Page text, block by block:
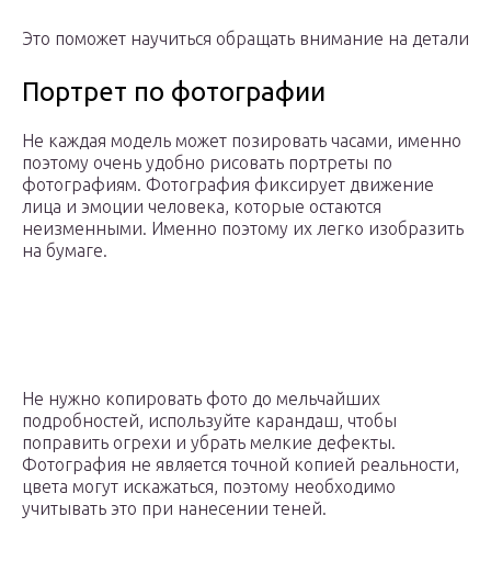
Это поможет научиться обращать внимание на детали
Портрет по фотографии
Не каждая модель может позировать часами, именно
поэтому очень удобно рисовать портреты по
фотографиям. Фотография фиксирует движение
лица и эмоции человека, которые остаются
неизменными. Именно поэтому их легко изобразить
на бумаге.
Не нужно копировать фото до мельчайших
подробностей, используйте карандаш, чтобы
поправить огрехи и убрать мелкие дефекты.
Фотография не является точной копией реальности,
цвета могут искажаться, поэтому необходимо
учитывать это при нанесении теней.